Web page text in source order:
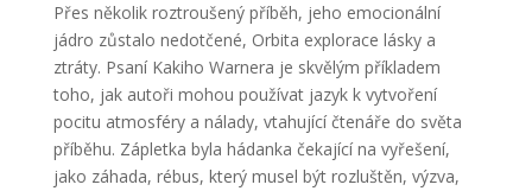
Přes několik roztroušený příběh, jeho emocionální
jádro zůstalo nedotčené, Orbita explorace lásky a
ztráty. Psaní Kakiho Warnera je skvělým příkladem
toho, jak autoři mohou používat jazyk k vytvoření
pocitu atmosféry a nálady, vtahující čtenáře do světa
příběhu. Zápletka byla hádanka čekající na vyřešení,
jako záhada, rébus, který musel být rozluštěn, výzva,